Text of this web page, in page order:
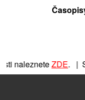
nalezneteZDE. |